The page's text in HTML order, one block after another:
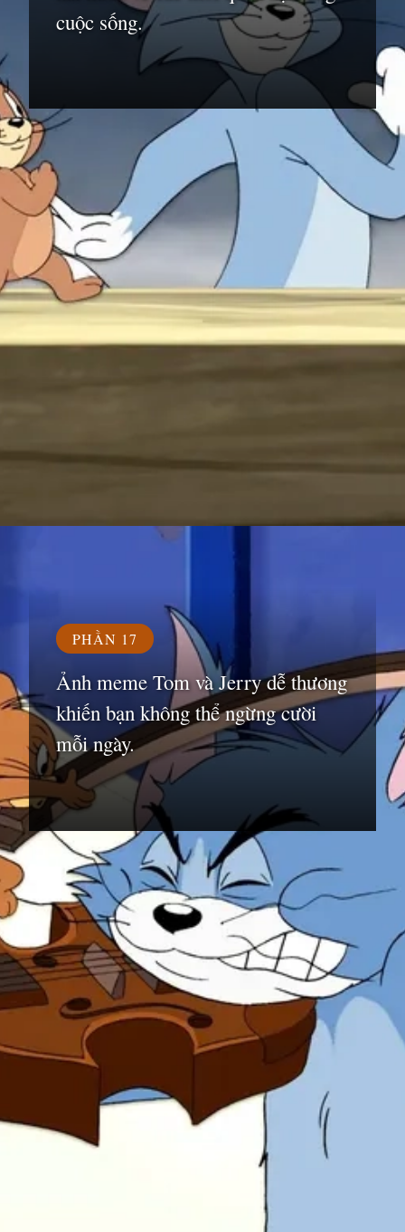
cuộc sống.
https://susach.edu.vn/jerry-meme
PHẦN 17
Ảnh meme Tom và Jerry dễ thương
khiến bạn không thể ngừng cười
mỗi ngày.